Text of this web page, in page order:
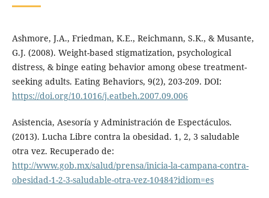
Ashmore, J.A., Friedman, K.E., Reichmann, S.K., & Musante,
G.J. (2008). Weight-based stigmatization, psychological
distress, & binge eating behavior among obese treatment-
seeking adults. Eating Behaviors, 9(2), 203-209. DOI:
https://doi.org/10.1016/j.eatbeh.2007.09.006
Asistencia, Asesoría y Administración de Espectáculos.
(2013). Lucha Libre contra la obesidad. 1, 2, 3 saludable
otra vez. Recuperado de:
http://www.gob.mx/salud/prensa/inicia-la-campana-contra-
obesidad-1-2-3-saludable-otra-vez-10484?idiom=es